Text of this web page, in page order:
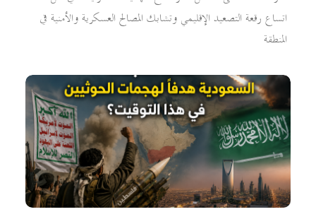
اتساع رقعة التصعيد الإقليمي وتشابك المصالح العسكرية والأمنية في
المنطقة